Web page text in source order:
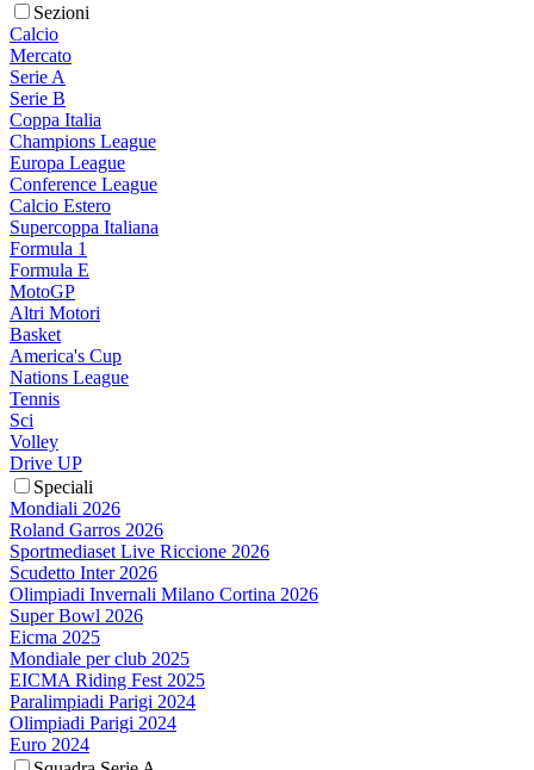
Sezioni
Calcio
Mercato
Serie A
Serie B
Coppa Italia
Champions League
Europa League
Conference League
Calcio Estero
Supercoppa Italiana
Formula 1
Formula E
MotoGP
Altri Motori
Basket
America's Cup
Nations League
Tennis
Sci
Volley
Drive UP
Speciali
Mondiali 2026
Roland Garros 2026
Sportmediaset Live Riccione 2026
Scudetto Inter 2026
Olimpiadi Invernali Milano Cortina 2026
Super Bowl 2026
Eicma 2025
Mondiale per club 2025
EICMA Riding Fest 2025
Paralimpiadi Parigi 2024
Olimpiadi Parigi 2024
Euro 2024